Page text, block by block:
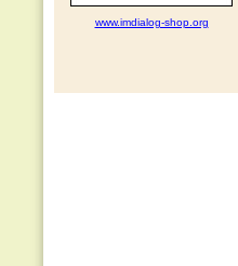
www.imdialog-shop.org